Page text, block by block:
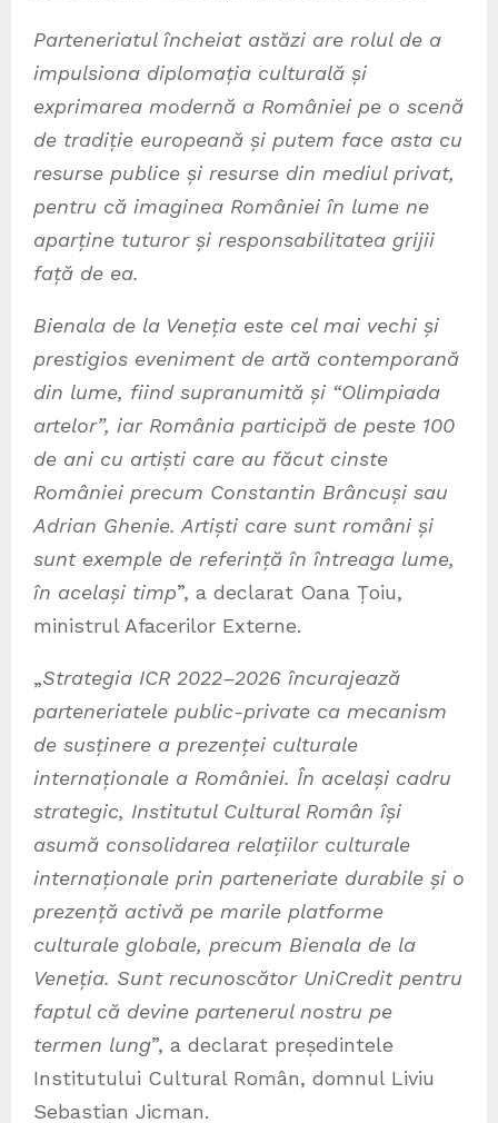
Parteneriatul încheiat astăzi are rolul de a
impulsiona diplomația culturală și
exprimarea modernă a României pe o scenă
de tradiție europeană și putem face asta cu
resurse publice și resurse din mediul privat,
pentru că imaginea României în lume ne
aparține tuturor și responsabilitatea grijii
față de ea.
Bienala de la Veneția este cel mai vechi și
prestigios eveniment de artă contemporană
din lume, fiind supranumită și “Olimpiada
artelor”, iar România participă de peste 100
de ani cu artiști care au făcut cinste
României precum Constantin Brâncuși sau
Adrian Ghenie. Artiști care sunt români și
sunt exemple de referință în întreaga lume,
în același timp”, a declarat Oana Țoiu,
ministrul Afacerilor Externe.
„Strategia ICR 2022–2026 încurajează
parteneriatele public-private ca mecanism
de susținere a prezenței culturale
internaționale a României. În același cadru
strategic, Institutul Cultural Român își
asumă consolidarea relațiilor culturale
internaționale prin parteneriate durabile și o
prezență activă pe marile platforme
culturale globale, precum Bienala de la
Veneția. Sunt recunoscător UniCredit pentru
faptul că devine partenerul nostru pe
termen lung”, a declarat președintele
Institutului Cultural Român, domnul Liviu
Sebastian Jicman.